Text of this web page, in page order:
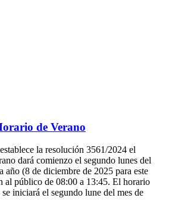
de Verano
la resolución 3561/2024 el
dará comienzo el segundo lunes del
año (8 de diciembre de 2025 para este
al público de 08:00 a 13:45. El horario
iniciará el segundo lune del mes de